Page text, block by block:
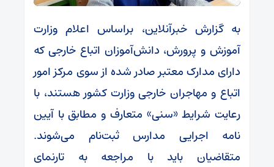
به گزارش خبرآنلاین، براساس اعلام وزارت
آموزش و پرورش، دانش‌آموزان اتباع خارجی که
دارای مدارک معتبر صادر شده از سوی مرکز امور
اتباع و مهاجران خارجی وزارت کشور هستند، با
رعایت شرایط «سنی» متعارف و مطابق با آیین
نامه اجرایی مدارس ثبت‌نام می‌شوند.
متقاضیان باید با مراجعه به تارنمای